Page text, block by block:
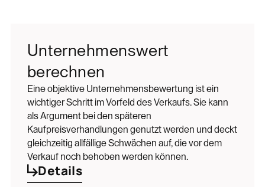
Unternehmenswert
berechnen
Eine objektive Unternehmensbewertung ist ein
wichtiger Schritt im Vorfeld des Verkaufs. Sie kann
als Argument bei den späteren
Kaufpreisverhandlungen genutzt werden und deckt
gleichzeitig allfällige Schwächen auf, die vor dem
Verkauf noch behoben werden können.
Details